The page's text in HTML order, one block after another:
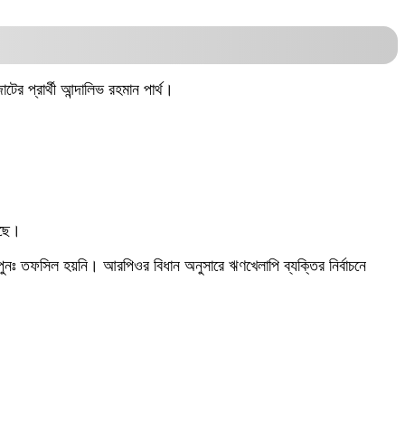
আন্দালিভ রহমান পার্থ।
তফসিল হয়নি। আরপিওর বিধান অনুসারে ঋণখেলাপি ব্যক্তির নির্বাচনে